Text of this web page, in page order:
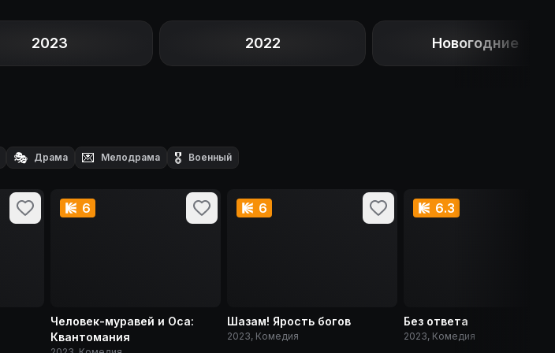
2023 2022 Новогодние
🎭 Драма 💌 Мелодрама 🎖️ Военный
6
Человек-муравей и Оса:
Квантомания
6
Шазам! Ярость богов
2023, Комедия
6.3
Без ответа
2023, Комедия